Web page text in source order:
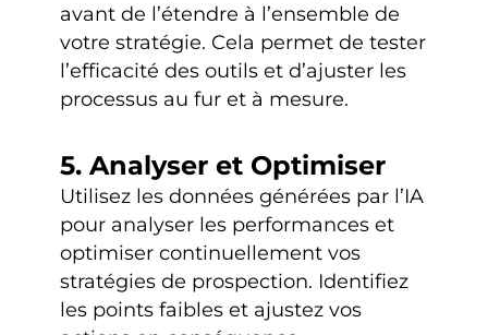
avant de l’étendre à l’ensemble de
votre stratégie. Cela permet de tester
l’efficacité des outils et d’ajuster les
processus au fur et à mesure.
5. Analyser et Optimiser
Utilisez les données générées par l’IA
pour analyser les performances et
optimiser continuellement vos
stratégies de prospection. Identifiez
les points faibles et ajustez vos